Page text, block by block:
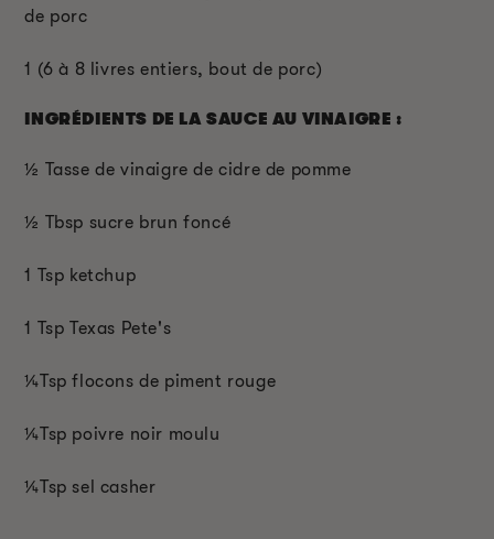
de porc
1 (6 à 8 livres entiers, bout de porc)
INGRÉDIENTS DE LA SAUCE AU VINAIGRE :
½ Tasse de vinaigre de cidre de pomme
½ Tbsp sucre brun foncé
1 Tsp ketchup
1 Tsp Texas Pete's
¼Tsp flocons de piment rouge
¼Tsp poivre noir moulu
¼Tsp sel casher